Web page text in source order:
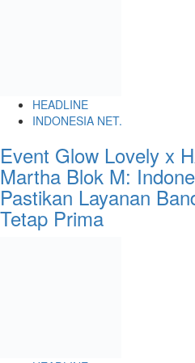
HEADLINE
INDONESIA NET.
Event Glow Lovely x
Martha Blok M:
Pastikan Layanan
Tetap Prima